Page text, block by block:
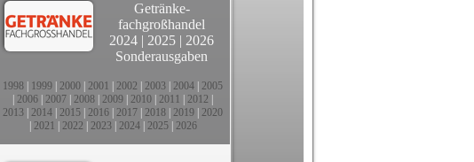
Getränke-
fachgroßhandel
2024 | 2025 | 2026
Sonderausgaben
1998 1999 2000 2001 2002 2003 2004 2005
2006 2007 2008 2009 2010 2011 2012
2013 2014 2015 2016 2017 2018 2019 2020
2021 2022 2023| 2024| 2025| 2026